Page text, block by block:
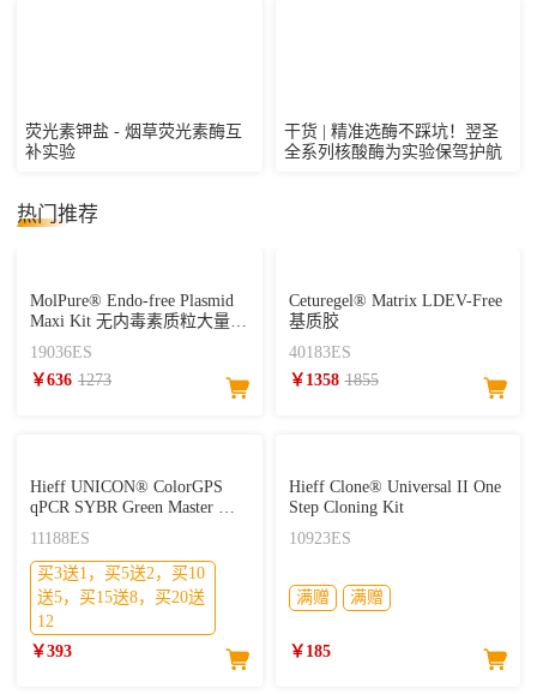
荧光素钾盐 - 烟草荧光素酶互
补实验
干货 | 精准选酶不踩坑！翌圣
全系列核酸酶为实验保驾护航
热门推荐
MolPure® Endo-free Plasmid
Maxi Kit 无内毒素质粒大量提
取试剂盒
19036ES
￥636 1273
Ceturegel® Matrix LDEV-Free
基质胶
40183ES
￥1358 1855
Hieff UNICON® ColorGPS
qPCR SYBR Green Master Mix
(No Rox)
11188ES
买3送1，买5送2，买10
送5，买15送8，买20送
12
￥393
Hieff Clone® Universal II One
Step Cloning Kit
10923ES
满赠 满赠
￥185